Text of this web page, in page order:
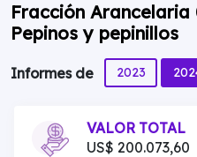
Fracción Arancelaria
Pepinos y pepinillos
Informes de 2023
VALOR TOTAL
US$ 200.073,60